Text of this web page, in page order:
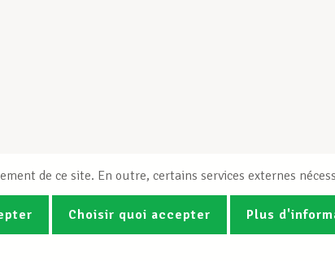
de ce site. En outre, certains services externes
Choisir quoi accepter Plus